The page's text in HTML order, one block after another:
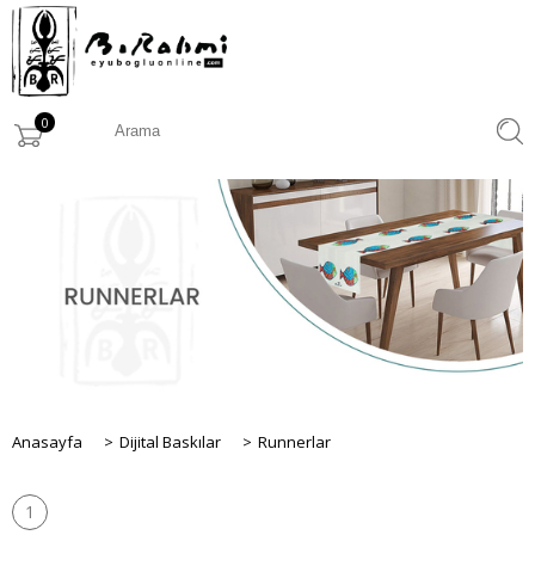
0
Anasayfa > Dijital Baskılar > Runnerlar
1